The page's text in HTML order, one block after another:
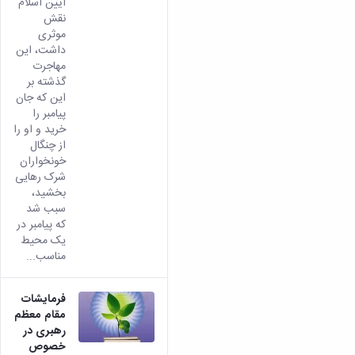
نقش
موثری
داشت، این
مهاجرت
گذشته بر
این که جان
پیامبر را
خرید و او را
از چنگال
خونخواران
شرک رهایی
بخشید،
سبب شد
که پیامبر در
یک محیط
مناسب...
فرمایشات
مقام معظم
رهبری در
خصوص